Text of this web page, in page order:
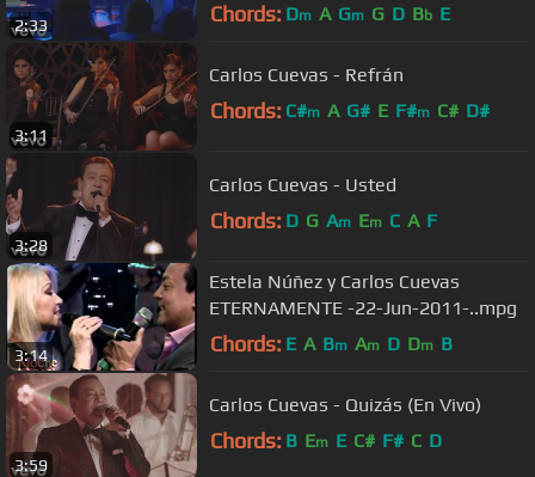
2:33 Chords: Dm A Gm G D Bb E
3:11
Carlos Cuevas - Refrán
Chords: C#m A G# E F#m C# D#
3:28
Carlos Cuevas - Usted
Chords: D G Am Em C A F
3:14
Estela Núñez y Carlos Cuevas
ETERNAMENTE -22-Jun-2011-..mpg
Chords: E A Bm Am D Dm B
3:59
Carlos Cuevas - Quizás (En Vivo)
Chords: B Em E C# F# C D